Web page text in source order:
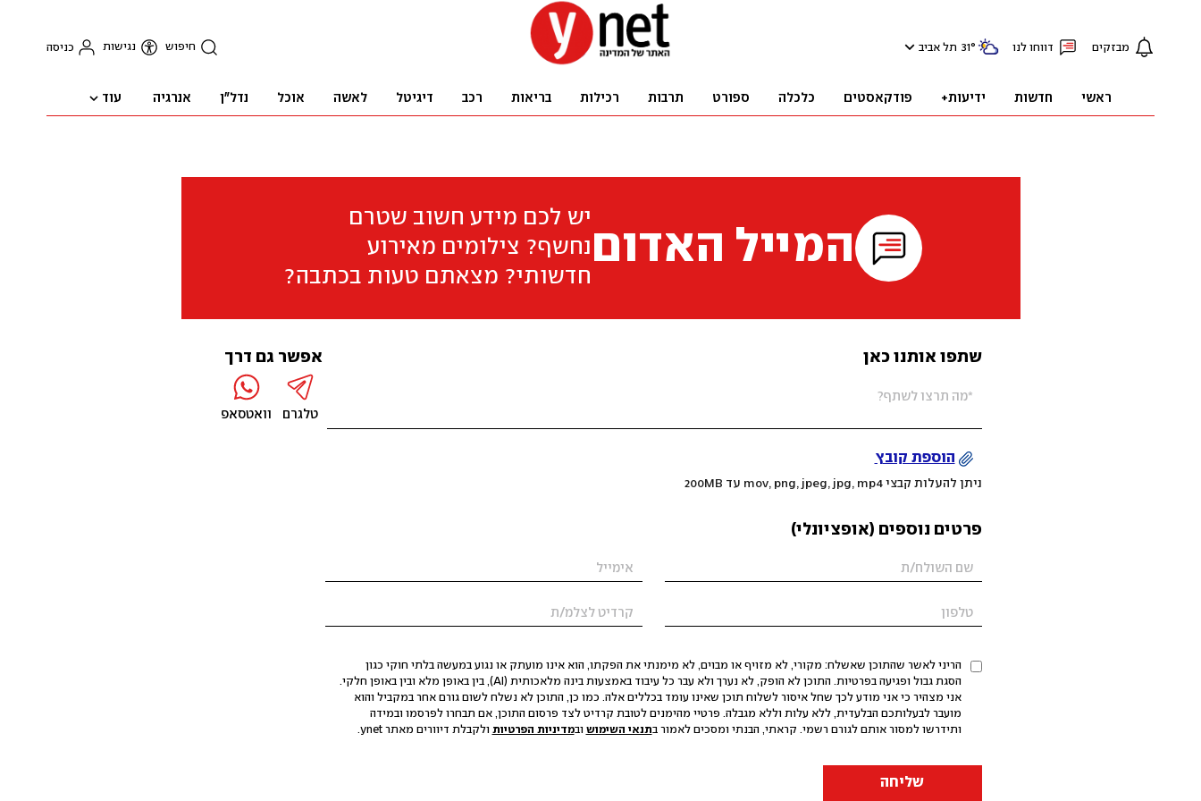
מבזקים דווחו לנו 31° תל אביב חיפוש נגישות כניסה
ראשי חדשות ידיעות+ פודקאסטים כלכלה ספורט תרבות רכילות בריאות רכב דיגיטל לאשה אוכל נדל"ן אנרגיה עוד
המייל האדום
יש לכם מידע חשוב שטרם
נחשף? צילומים מאירוע
חדשותי? מצאתם טעות בכתבה?
שתפו אותנו כאן
הוספת קובץ
ניתן להעלות קבצי mov, png, jpeg, jpg, mp4 עד 200MB
פרטים נוספים (אופציונלי)
הריני לאשר שהתוכן שאשלח: מקורי, לא מזויף או מבוים, לא מימנתי את הפקתו, הוא אינו מועתק או נגוע במעשה בלתי חוקי כגון
הסגת גבול ופגיעה בפרטיות. התוכן לא הופק, לא נערך ולא עבר כל עיבוד באמצעות בינה מלאכותית (AI), בין באופן מלא ובין באופן חלקי.
אני מצהיר כי אני מודע לכך שחל איסור לשלוח תוכן שאינו עומד בכללים אלה. כמו כן, התוכן לא נשלח לשום גורם אחר במקביל והוא
מועבר לבעלותכם הבלעדית, ללא עלות וללא מגבלה. פרטיי מהימנים לטובת קרדיט לצד פרסום התוכן, אם תבחרו לפרסמו ובמידה
ותידרשו למסור אותם לגורם רשמי. קראתי, הבנתי ומסכים לאמור בתנאי השימוש ובמדיניות הפרטיות ולקבלת דיוורים מאתר ynet.
שליחה
אפשר גם דרך
טלגרם וואטסאפ